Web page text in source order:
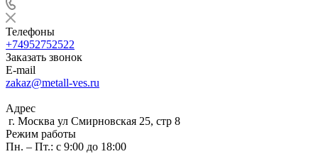
Телефоны
+74952752522
Заказать звонок
E-mail
zakaz@metall-ves.ru
Адрес
г. Москва ул Смирновская 25, стр 8
Режим работы
Пн. – Пт.: с 9:00 до 18:00